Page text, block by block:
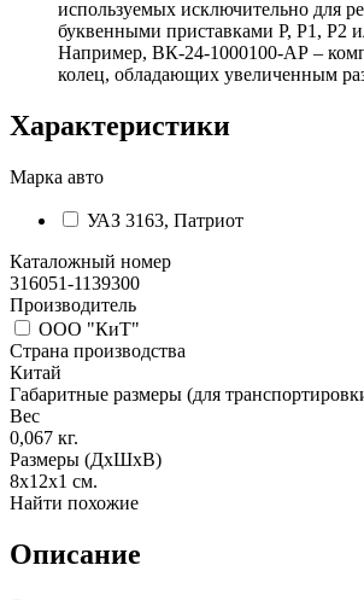
используемых исключительно для
буквенными приставками Р, Р1, Р2
Например, ВК-24-1000100-АР –
колец, обладающих увеличенным
Характеристики
Марка авто
УАЗ 3163, Патриот
Каталожный номер
316051-1139300
Производитель
ООО "КиТ"
Страна производства
Китай
Габаритные размеры (для
Вес
0,067 кг.
Размеры (ДхШхВ)
8х12х1 см.
Найти похожие
Описание